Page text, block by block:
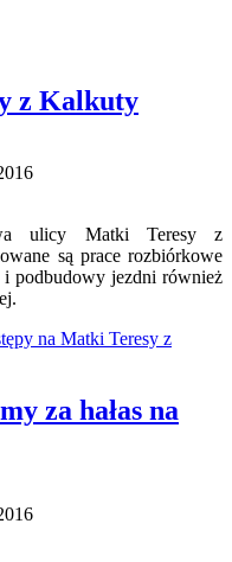
z Kalkuty
ulicy Matki Teresy z
są prace rozbiórkowe
i podbudowy jezdni również
na Matki Teresy z
za hałas na